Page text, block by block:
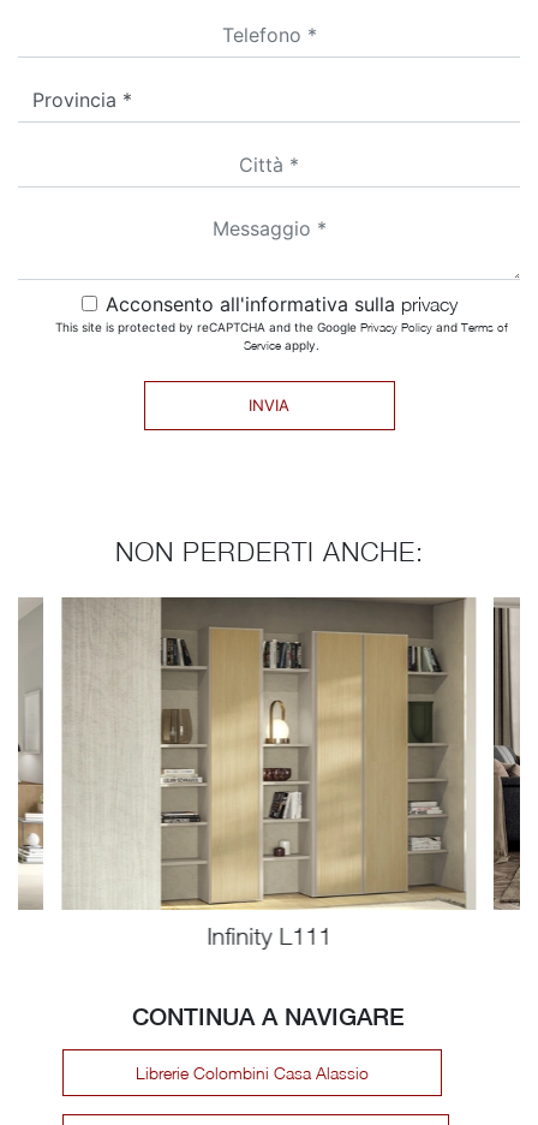
Acconsento all'informativa sulla privacy
This site is protected by reCAPTCHA and the Google Privacy Policyand Terms of
Serviceapply.
INVIA
NON PERDERTI ANCHE:
Infinity L111
CONTINUA A NAVIGARE
Librerie Colombini Casa Alassio